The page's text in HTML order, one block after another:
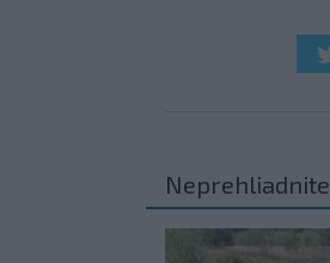
Neprehliadnite